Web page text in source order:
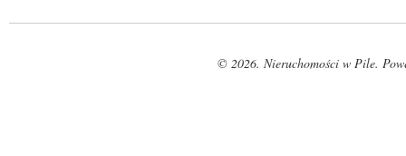
© 2026. Nieruchomości w Pile.